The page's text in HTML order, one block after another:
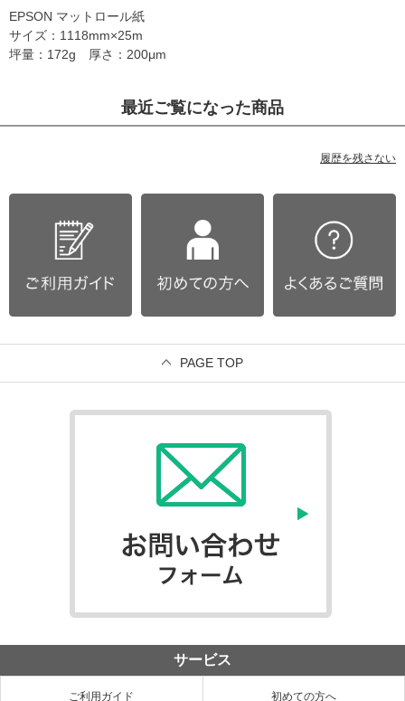
EPSON マットロール紙
サイズ：1118mm×25m
坪量：172g 厚さ：200μm
最近ご覧になった商品
履歴を残さない
PAGE TOP
サービス
ご利用ガイド 初めての方へ